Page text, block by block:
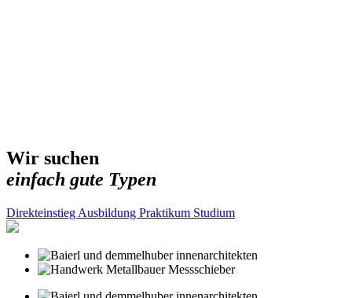
Wir suchen
einfach gute Typen
Direkteinstieg Ausbildung Praktikum Studium